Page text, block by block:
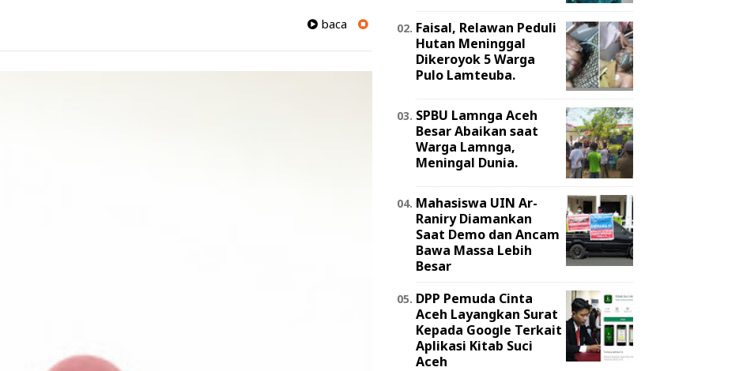
baca
Faisal, Relawan Peduli
Hutan Meninggal
Dikeroyok 5 Warga
Pulo Lamteuba.
SPBU Lamnga Aceh
Besar Abaikan saat
Warga Lamnga,
Meningal Dunia.
Mahasiswa UIN Ar-
Raniry Diamankan
Saat Demo dan Ancam
Bawa Massa Lebih
Besar
DPP Pemuda Cinta
Aceh Layangkan Surat
Kepada Google Terkait
Aplikasi Kitab Suci
Aceh